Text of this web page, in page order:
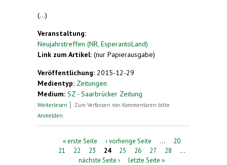
(...)
Veranstaltung:
Neujahrstreffen (NR, EsperantoLand)
Link zum Artikel: (nur Papierausgabe)
Veröffentlichung: 2015-12-29
Medientyp: Zeitungen
Medium: SZ - Saarbrücker Zeitung
Weiterlesen über 14 Nationalitäten - eine Sprache
Zum Verfassen von Kommentaren bitte
Anmelden
Seiten« erste Seite ‹ vorherige Seite …
20
21
22 23 24 25 26 27 28
…
nächste Seite ›
letzte Seite »